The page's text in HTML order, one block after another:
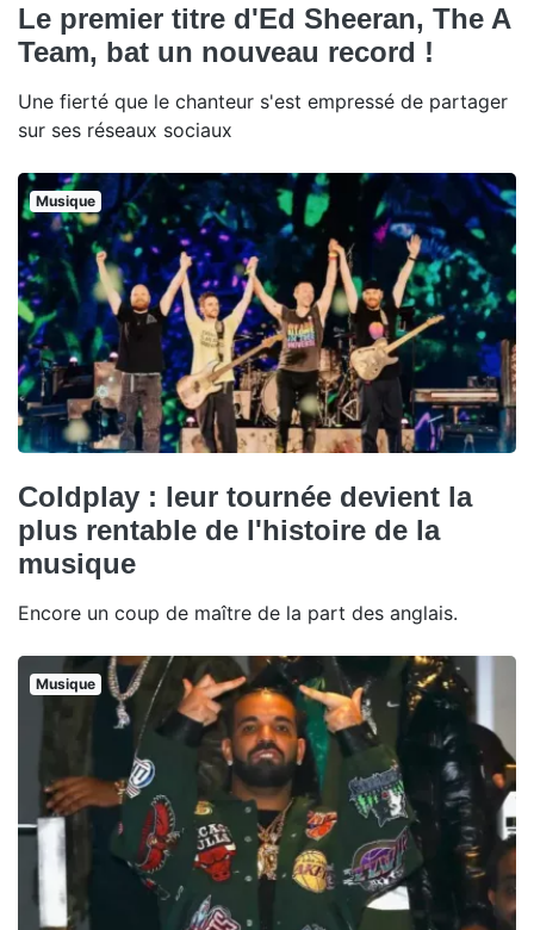
Le premier titre d'Ed Sheeran, The A
Team, bat un nouveau record !
Une fierté que le chanteur s'est empressé de partager
sur ses réseaux sociaux
Musique
Coldplay : leur tournée devient la
plus rentable de l'histoire de la
musique
Encore un coup de maître de la part des anglais.
Musique